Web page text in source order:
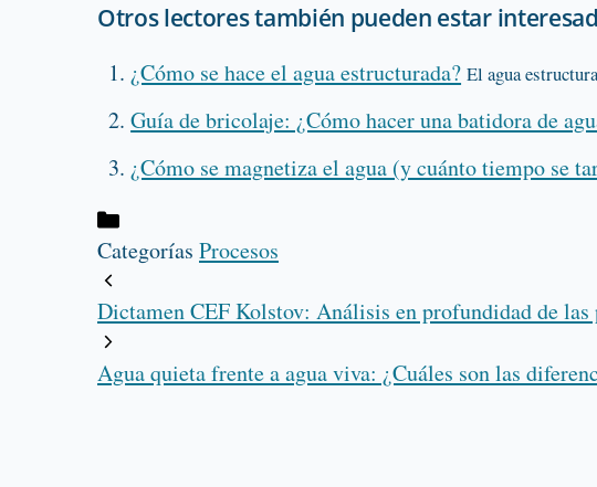
Otros lectores también pueden estar
¿Cómo se hace el agua estructurada? El agua
Guía de bricolaje: ¿Cómo hacer una batidora de
¿Cómo se magnetiza el agua (y cuánto tiempo se
Categorías Procesos
Dictamen CEF Kolstov: Análisis en profundidad de las
Agua quieta frente a agua viva: ¿Cuáles son las